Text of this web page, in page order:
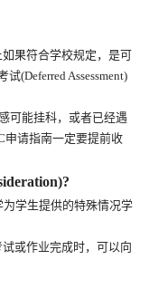
果符合学校规定，是可
(Deferred Assessment)
能挂科，或者已经遇
申请指南一定要提前收
学生提供的特殊情况学
或作业完成时，可以向